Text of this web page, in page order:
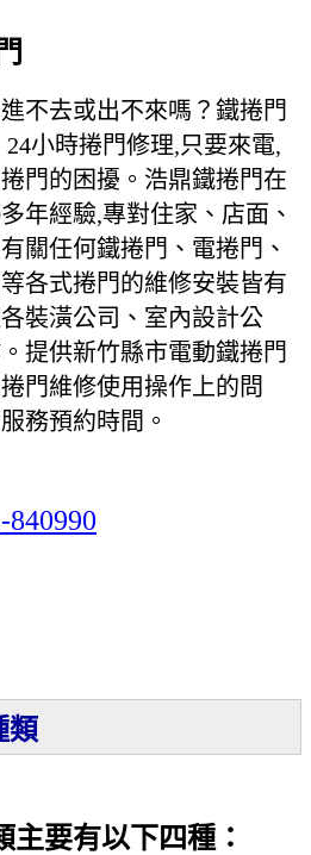
不去或出不來嗎？鐵捲門
小時捲門修理,只要來電,
門的困擾。浩鼎鐵捲門在
年經驗,專對住家、店面、
關任何鐵捲門、電捲門、
各式捲門的維修安裝皆有
裝潢公司、室內設計公
提供新竹縣市電動鐵捲門
門維修使用操作上的問
務預約時間。
840990
類
主要有以下四種：